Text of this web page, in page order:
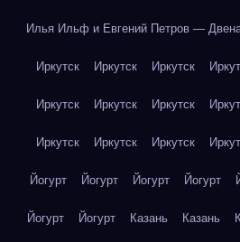
Илья Ильф и Евгений Петров —
Иркутск Иркутск Иркутск
Иркутск Иркутск Иркутск
Иркутск Иркутск Иркутск
Йогурт Йогурт Йогурт Йогурт
Йогурт Йогурт Казань Казань